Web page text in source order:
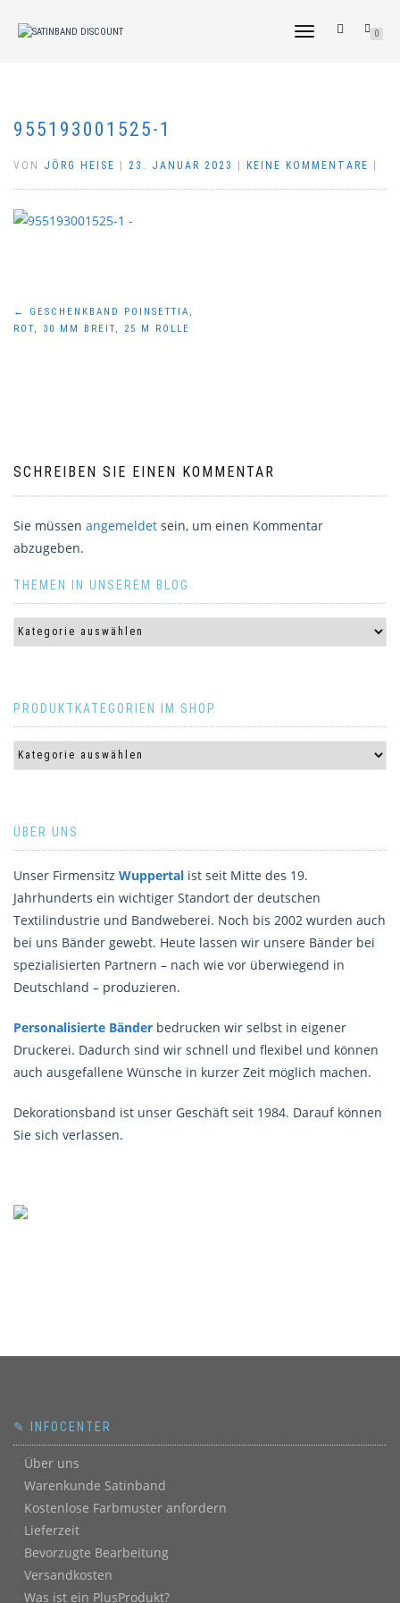
NAVIGATION
0
955193001525-1
VON JÖRG HEISE 23. JANUAR 2023 KEINE KOMMENTARE
Beitragsnavigation
←
GESCHENKBAND POINSETTIA,
ROT, 30 MM BREIT, 25 M ROLLE
SCHREIBEN SIE EINEN KOMMENTAR
Sie müssen angemeldet sein, um einen Kommentar
abzugeben.
THEMEN IN UNSEREM BLOG
PRODUKTKATEGORIEN IM SHOP
ÜBER UNS
Unser Firmensitz Wuppertal ist seit Mitte des 19.
Jahrhunderts ein wichtiger Standort der deutschen
Textilindustrie und Bandweberei. Noch bis 2002 wurden auch
bei uns Bänder gewebt. Heute lassen wir unsere Bänder bei
spezialisierten Partnern – nach wie vor überwiegend in
Deutschland – produzieren.
Personalisierte Bänder bedrucken wir selbst in eigener
Druckerei. Dadurch sind wir schnell und flexibel und können
auch ausgefallene Wünsche in kurzer Zeit möglich machen.
Dekorationsband ist unser Geschäft seit 1984. Darauf können
Sie sich verlassen.
✎ INFOCENTER
Über uns
Warenkunde Satinband
Kostenlose Farbmuster anfordern
Lieferzeit
Bevorzugte Bearbeitung
Versandkosten
Was ist ein PlusProdukt?